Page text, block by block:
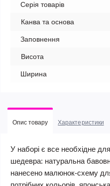
Серія товарів
Канва та основа
Заповнення
Висота
Ширина
Опис товару Характеристики
У наборі є все необхідне
шедевра: натуральна
нанесено малюнок-схему